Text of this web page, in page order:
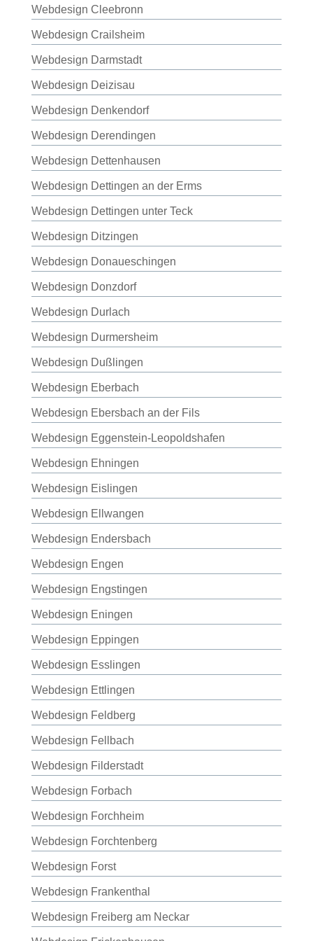
Webdesign Cleebronn
Webdesign Crailsheim
Webdesign Darmstadt
Webdesign Deizisau
Webdesign Denkendorf
Webdesign Derendingen
Webdesign Dettenhausen
Webdesign Dettingen an der Erms
Webdesign Dettingen unter Teck
Webdesign Ditzingen
Webdesign Donaueschingen
Webdesign Donzdorf
Webdesign Durlach
Webdesign Durmersheim
Webdesign Dußlingen
Webdesign Eberbach
Webdesign Ebersbach an der Fils
Webdesign Eggenstein-Leopoldshafen
Webdesign Ehningen
Webdesign Eislingen
Webdesign Ellwangen
Webdesign Endersbach
Webdesign Engen
Webdesign Engstingen
Webdesign Eningen
Webdesign Eppingen
Webdesign Esslingen
Webdesign Ettlingen
Webdesign Feldberg
Webdesign Fellbach
Webdesign Filderstadt
Webdesign Forbach
Webdesign Forchheim
Webdesign Forchtenberg
Webdesign Forst
Webdesign Frankenthal
Webdesign Freiberg am Neckar